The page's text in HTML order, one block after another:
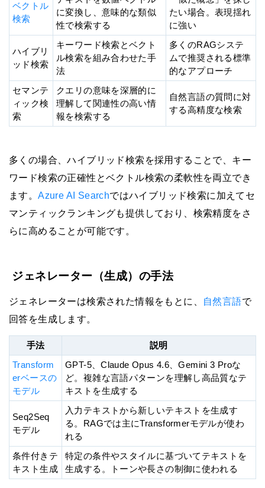
ベクトル
検索
に変換し、意味的な類似
性で検索する
たい場合。表現揺れ
に強い
ハイブリ
ッド検索
キーワード検索とベクト
ル検索を組み合わせた手
法
多くのRAGシステ
ムで推奨される標準
的なアプローチ
セマンテ
ィック検
索
クエリの意味を深層的に
理解して関連性の高い情
報を検索する
自然言語の質問に対
する高精度な検索
多くの場合、ハイブリッド検索を採用することで、キー
ワード検索の正確性とベクトル検索の柔軟性を両立でき
ます。Azure AI Searchではハイブリッド検索に加えてセ
マンティックランキングも提供しており、検索精度をさ
らに高めることが可能です。
ジェネレーター（生成）の手法
ジェネレーターは検索された情報をもとに、 自然言語で
回答を生成します。
手法
説明
Transform
erベースの
モデル
GPT-5、Claude Opus 4.6、Gemini 3 Proな
ど。複雑な言語パターンを理解し高品質なテ
キストを生成する
Seq2Seq
モデル
入力テキストから新しいテキストを生成す
る。RAGでは主にTransformerモデルが使わ
れる
条件付きテ
キスト生成
特定の条件やスタイルに基づいてテキストを
生成する。トーンや長さの制御に使われる